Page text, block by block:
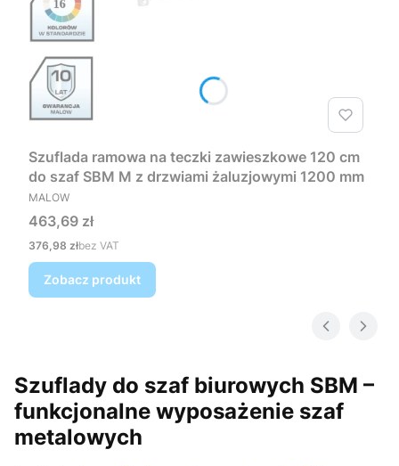
Szuflada ramowa na teczki zawieszkowe 120 cm
do szaf SBM M z drzwiami żaluzjowymi 1200 mm
PRODUCENT
MALOW
Cena
463,69 zł
Cena
376,98 złbez VAT
Zobacz produkt
Szuflady do szaf biurowych SBM –
funkcjonalne wyposażenie szaf
metalowych